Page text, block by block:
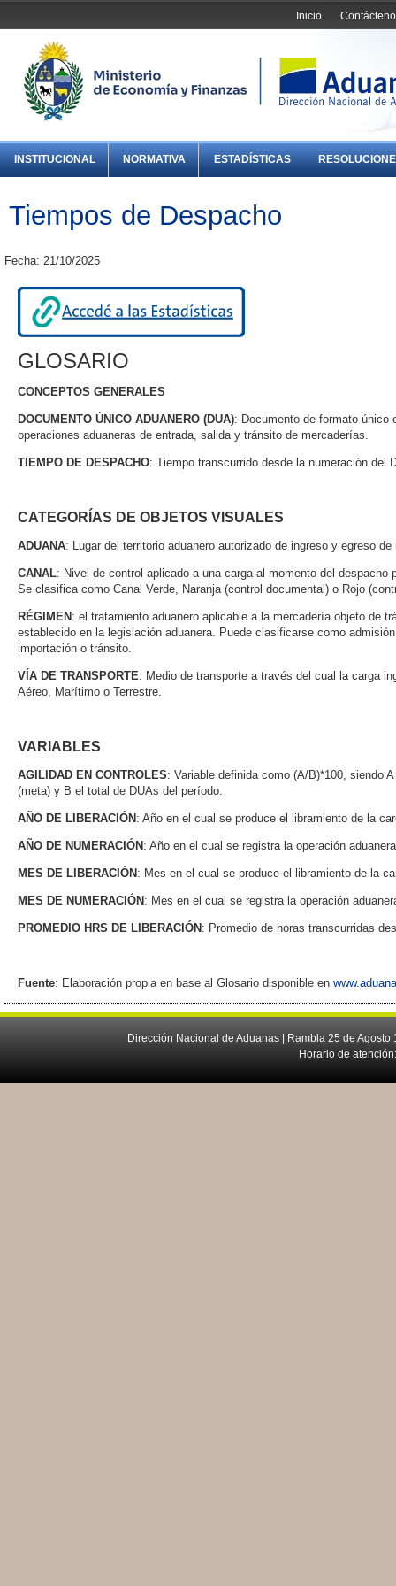
Inicio
INSTITUCIONAL NORMATIVA ESTADÍSTICAS
Tiempos de Despacho
Fecha: 21/10/2025
GLOSARIO
CONCEPTOS GENERALES
DOCUMENTO ÚNICO ADUANERO (DUA): Documento de formato único
operaciones aduaneras de entrada, salida y tránsito de mercaderías.
TIEMPO DE DESPACHO: Tiempo transcurrido desde la numeración del
CATEGORÍAS DE OBJETOS VISUALES
ADUANA: Lugar del territorio aduanero autorizado de ingreso y egreso
CANAL: Nivel de control aplicado a una carga al momento del despacho
Se clasifica como Canal Verde, Naranja (control documental) o Rojo
RÉGIMEN : el tratamiento aduanero aplicable a la mercadería objeto de
establecido en la legislación aduanera. Puede clasificarse como
importación o tránsito.
VÍA DE TRANSPORTE: Medio de transporte a través del cual la carga
Aéreo, Marítimo o Terrestre.
VARIABLES
AGILIDAD EN CONTROLES: Variable definida como (A/B)*100, siendo
(meta) y B el total de DUAs del período.
AÑO DE LIBERACIÓN : Año en el cual se produce el libramiento de la
AÑO DE NUMERACIÓN : Año en el cual se registra la operación
MES DE LIBERACIÓN : Mes en el cual se produce el libramiento de la
MES DE NUMERACIÓN : Mes en el cual se registra la operación
PROMEDIO HRS DE LIBERACIÓN : Promedio de horas transcurridas
Fuente: Elaboración propia en base al Glosario disponible en
Dirección Nacional de Aduanas | Rambla 25 de
Horario de